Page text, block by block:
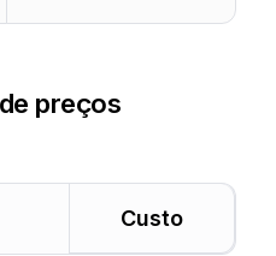
preços
Custo